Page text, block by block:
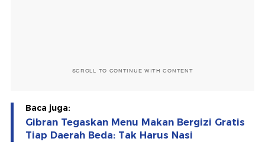
SCROLL TO CONTINUE WITH CONTENT
Baca juga:
Gibran Tegaskan Menu Makan Bergizi Gratis
Tiap Daerah Beda: Tak Harus Nasi